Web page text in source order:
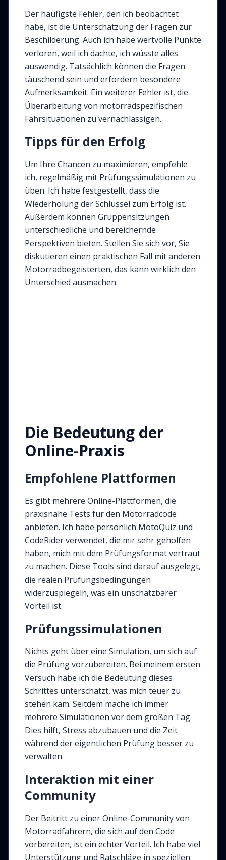
Der häufigste Fehler, den ich beobachtet
habe, ist die Unterschätzung der Fragen zur
Beschilderung. Auch ich habe wertvolle Punkte
verloren, weil ich dachte, ich wüsste alles
auswendig. Tatsächlich können die Fragen
täuschend sein und erfordern besondere
Aufmerksamkeit. Ein weiterer Fehler ist, die
Überarbeitung von motorradspezifischen
Fahrsituationen zu vernachlässigen.
Tipps für den Erfolg
Um Ihre Chancen zu maximieren, empfehle
ich, regelmäßig mit Prüfungssimulationen zu
üben. Ich habe festgestellt, dass die
Wiederholung der Schlüssel zum Erfolg ist.
Außerdem können Gruppensitzungen
unterschiedliche und bereichernde
Perspektiven bieten. Stellen Sie sich vor, Sie
diskutieren einen praktischen Fall mit anderen
Motorradbegeisterten, das kann wirklich den
Unterschied ausmachen.
Die Bedeutung der
Online-Praxis
Empfohlene Plattformen
Es gibt mehrere Online-Plattformen, die
praxisnahe Tests für den Motorradcode
anbieten. Ich habe persönlich MotoQuiz und
CodeRider verwendet, die mir sehr geholfen
haben, mich mit dem Prüfungsformat vertraut
zu machen. Diese Tools sind darauf ausgelegt,
die realen Prüfungsbedingungen
widerzuspiegeln, was ein unschätzbarer
Vorteil ist.
Prüfungssimulationen
Nichts geht über eine Simulation, um sich auf
die Prüfung vorzubereiten. Bei meinem ersten
Versuch habe ich die Bedeutung dieses
Schrittes unterschätzt, was mich teuer zu
stehen kam. Seitdem mache ich immer
mehrere Simulationen vor dem großen Tag.
Dies hilft, Stress abzubauen und die Zeit
während der eigentlichen Prüfung besser zu
verwalten.
Interaktion mit einer
Community
Der Beitritt zu einer Online-Community von
Motorradfahrern, die sich auf den Code
vorbereiten, ist ein echter Vorteil. Ich habe viel
Unterstützung und Ratschläge in speziellen